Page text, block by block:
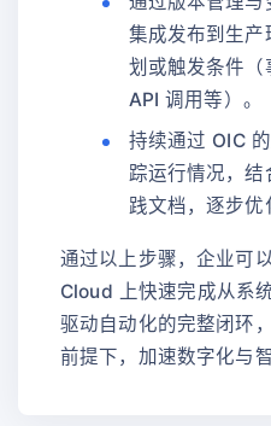
集成发布到生产
划或触发条件（
API 调用等）。
持续通过 OIC
踪运行情况，
践文档，逐步优
通过以上步骤，企业可
Cloud 上快速完成从系
驱动自动化的完整闭环
前提下，加速数字化与